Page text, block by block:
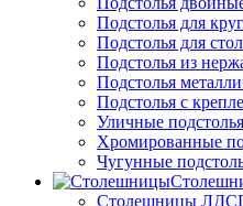
Подстолья для
Подстолья для
Подстолья из
Подстолья
Подстолья с
Уличные подстолья
Хромированные
Чугунные
Столешницы